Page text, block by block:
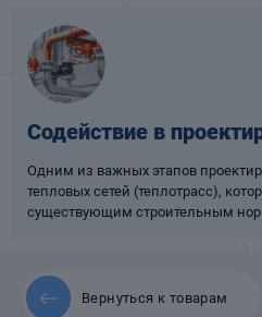
Содействие в
Одним из важных этапов
тепловых сетей (теплотрасс),
существующим строительным
Вернуться к товарам
Компенсаторы